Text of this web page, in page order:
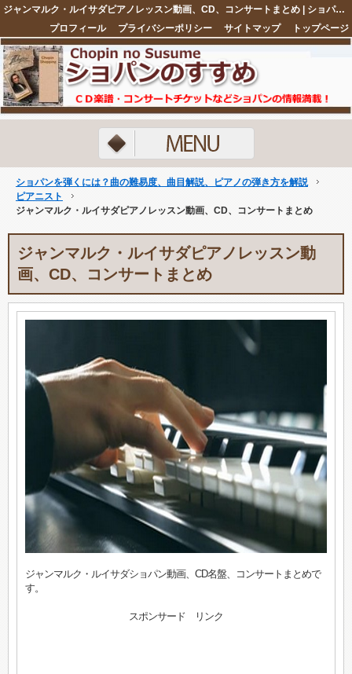
ジャンマルク・ルイサダピアノレッスン動画、CD、コンサートまとめ | ショパンを弾くには？曲の難易度、曲目解説、ピアノの弾き方を解説
トップページ
サイトマップ
プライバシーポリシー
プロフィール
注目ネタ5選
ショパンを弾くには？曲の難易度、曲目解説、ピアノの弾き方を解説
ピアニスト
ジャンマルク・ルイサダピアノレッスン動画、CD、コンサートまとめ
ジャンマルク・ルイサダピアノレッスン動
画、CD、コンサートまとめ
ジャンマルク・ルイサダショパン動画、CD名盤、コンサートまとめで
す。
スポンサード リンク